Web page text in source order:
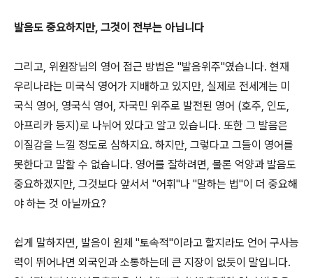
발음도 중요하지만, 그것이 전부는 아닙니다
그리고, 위원장님의 영어 접근 방법은 "발음위주"였습니다. 현재
우리나라는 미국식 영어가 지배하고 있지만, 실제로 전세계는 미
국식 영어, 영국식 영어, 자국민 위주로 발전된 영어 (호주, 인도,
아프리카 등지)로 나뉘어 있다고 알고 있습니다. 또한 그 발음은
이질감을 느낄 정도로 심하지요. 하지만, 그렇다고 그들이 영어를
못한다고 말할 수 없습니다. 영어를 잘하려면, 물론 억양과 발음도
중요하겠지만, 그것보다 앞서서 "어휘"나 "말하는 법"이 더 중요해
야 하는 것 아닐까요?
쉽게 말하자면, 발음이 원체 "토속적"이라고 할지라도 언어 구사능
력이 뛰어나면 외국인과 소통하는데 큰 지장이 없듯이 말입니다.